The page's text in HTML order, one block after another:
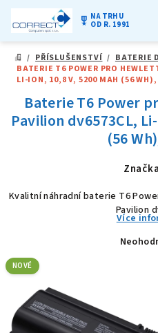
obsah
military_tech NA TRHU
OD R. 1991
DOMŮ
/ PŘÍSLUŠENSTVÍ / BATERIE
BATERIE T6 POWER PRO
LI-ION, 10,8 V, 5200 MAH (56 WH),
Baterie T6 Power
Pavilion dv6573CL,
(56
Kvalitní náhradní baterie T6
Pavilion
Více
NOVÉ